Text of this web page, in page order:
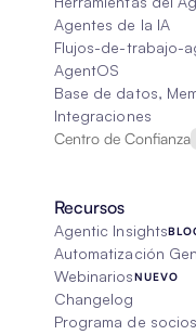
Agentes de la IA
Flujos-de-trabajo-
AgentOS
Base de datos,
Integraciones
Centro de Confianza
Recursos
Agentic Insights
Automatización
WebinariosNUEVO
Changelog
Programa de socios